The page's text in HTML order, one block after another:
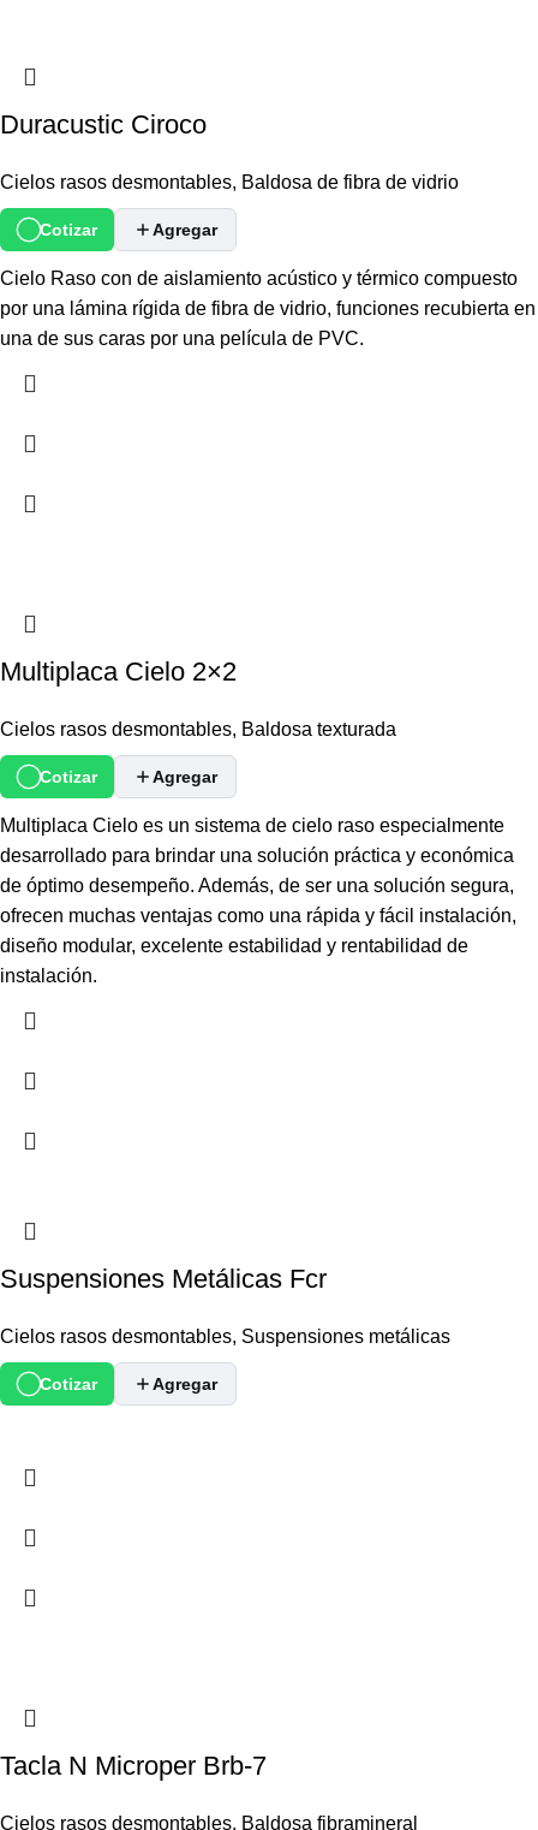
Duracustic Ciroco
Cielos rasos desmontables, Baldosa de fibra de vidrio
Cotizar Agregar
Cielo Raso con de aislamiento acústico y térmico compuesto
por una lámina rígida de fibra de vidrio, funciones recubierta en
una de sus caras por una película de PVC.
Multiplaca Cielo 2×2
Cielos rasos desmontables, Baldosa texturada
Cotizar Agregar
Multiplaca Cielo es un sistema de cielo raso especialmente
desarrollado para brindar una solución práctica y económica
de óptimo desempeño. Además, de ser una solución segura,
ofrecen muchas ventajas como una rápida y fácil instalación,
diseño modular, excelente estabilidad y rentabilidad de
instalación.
Suspensiones Metálicas Fcr
Cielos rasos desmontables, Suspensiones metálicas
Cotizar Agregar
Tacla N Microper Brb-7
Cielos rasos desmontables, Baldosa fibramineral